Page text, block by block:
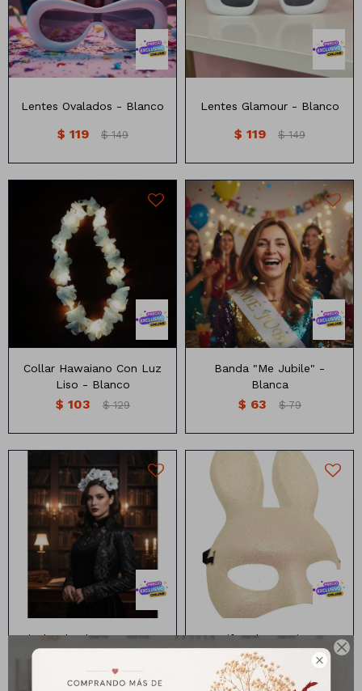

Lentes Ovalados - Blanco
$ 119 $ 149
Lentes Glamour - Blanco
$ 119 $ 149
Collar Hawaiano Con Luz
Liso - Blanco
$ 103 $ 129
Banda "Me Jubile" -
Blanca
$ 63 $ 79
Vincha con flores y mini
cráneos
Vincha de Flores y Craneo
$ 139
Antifaz diseño conejo con
Antifaz de Conejo con
Brillos - Blanco
$ 95 $ 119